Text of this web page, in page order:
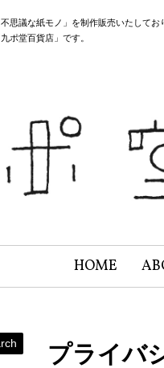
思議な紙モノ」を制作販売いたしてお
ポ堂百貨店」です。
HOME
プライバ